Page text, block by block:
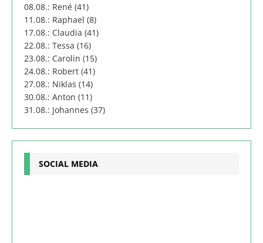
08.08.: René (41)
11.08.: Raphael (8)
17.08.: Claudia (41)
22.08.: Tessa (16)
23.08.: Carolin (15)
24.08.: Robert (41)
27.08.: Niklas (14)
30.08.: Anton (11)
31.08.: Johannes (37)
SOCIAL MEDIA